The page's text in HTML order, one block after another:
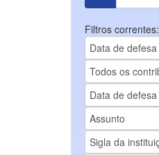
Filtros correntes: